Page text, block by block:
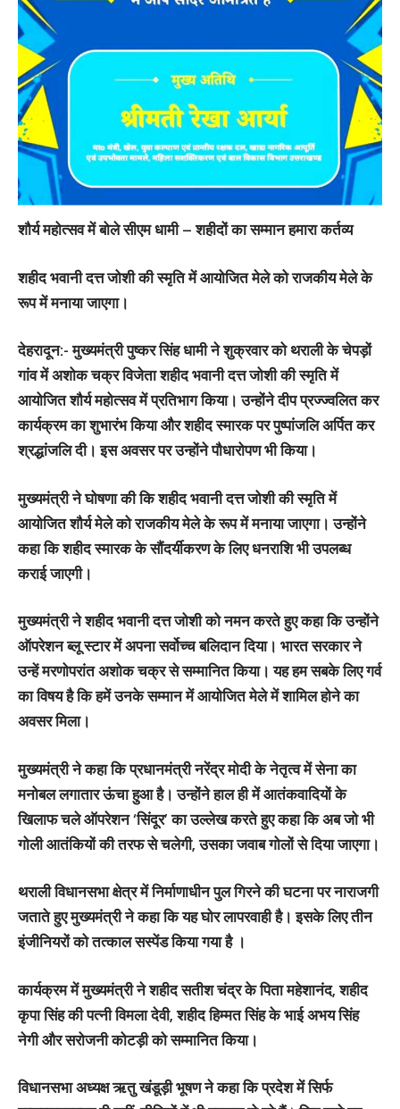
शौर्य महोत्सव में बोले सीएम धामी – शहीदों का सम्मान हमारा कर्तव्य
शहीद भवानी दत्त जोशी की स्मृति में आयोजित मेले को राजकीय मेले के
रूप में मनाया जाएगा।
देहरादून:-मुख्यमंत्री पुष्कर सिंह धामी ने शुक्रवार को थराली के चेपड़ों
गांव में अशोक चक्र विजेता शहीद भवानी दत्त जोशी की स्मृति में
आयोजित शौर्य महोत्सव में प्रतिभाग किया। उन्होंने दीप प्रज्ज्वलित कर
कार्यक्रम का शुभारंभ किया और शहीद स्मारक पर पुष्पांजलि अर्पित कर
श्रद्धांजलि दी। इस अवसर पर उन्होंने पौधारोपण भी किया।
मुख्यमंत्री ने घोषणा की कि शहीद भवानी दत्त जोशी की स्मृति में
आयोजित शौर्य मेले को राजकीय मेले के रूप में मनाया जाएगा। उन्होंने
कहा कि शहीद स्मारक के सौंदर्यीकरण के लिए धनराशि भी उपलब्ध
कराई जाएगी।
मुख्यमंत्री ने शहीद भवानी दत्त जोशी को नमन करते हुए कहा कि उन्होंने
ऑपरेशन ब्लू स्टार में अपना सर्वोच्च बलिदान दिया। भारत सरकार ने
उन्हें मरणोपरांत अशोक चक्र से सम्मानित किया। यह हम सबके लिए गर्व
का विषय है कि हमें उनके सम्मान में आयोजित मेले में शामिल होने का
अवसर मिला।
मुख्यमंत्री ने कहा कि प्रधानमंत्री नरेंद्र मोदी के नेतृत्व में सेना का
मनोबल लगातार ऊंचा हुआ है। उन्होंने हाल ही में आतंकवादियों के
खिलाफ चले ऑपरेशन ‘सिंदूर’ का उल्लेख करते हुए कहा कि अब जो भी
गोली आतंकियों की तरफ से चलेगी, उसका जवाब गोलों से दिया जाएगा।
थराली विधानसभा क्षेत्र में निर्माणाधीन पुल गिरने की घटना पर नाराजगी
जताते हुए मुख्यमंत्री ने कहा कि यह घोर लापरवाही है। इसके लिए तीन
इंजीनियरों को तत्काल सस्पेंड किया गया है ।
कार्यक्रम में मुख्यमंत्री ने शहीद सतीश चंद्र के पिता महेशानंद, शहीद
कृपा सिंह की पत्नी विमला देवी, शहीद हिम्मत सिंह के भाई अभय सिंह
नेगी और सरोजनी कोटड़ी को सम्मानित किया।
विधानसभा अध्यक्ष ऋतु खंडूड़ी भूषण ने कहा कि प्रदेश में सिर्फ